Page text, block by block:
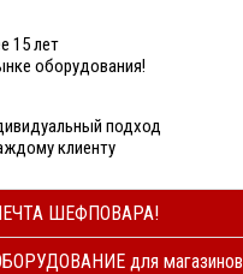
15 лет
оборудования!
подход
клиенту
ШЕФПОВАРА!
для магазинов